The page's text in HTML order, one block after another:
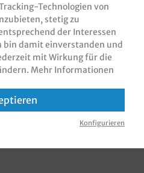
18+8x22cm, 70g/m², mit
Mehr
Technologien von
stetig zu
der Interessen
bin damit einverstanden und
mit Wirkung für die
Mehr Informationen
Konfigurieren